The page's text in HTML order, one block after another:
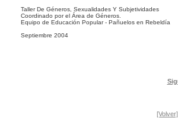
Taller De Géneros, Sexualidades Y Subjetividades
Coordinado por el Área de Géneros.
Equipo de Educación Popular - Pañuelos en Rebeldía
Septiembre 2004
[Volver]